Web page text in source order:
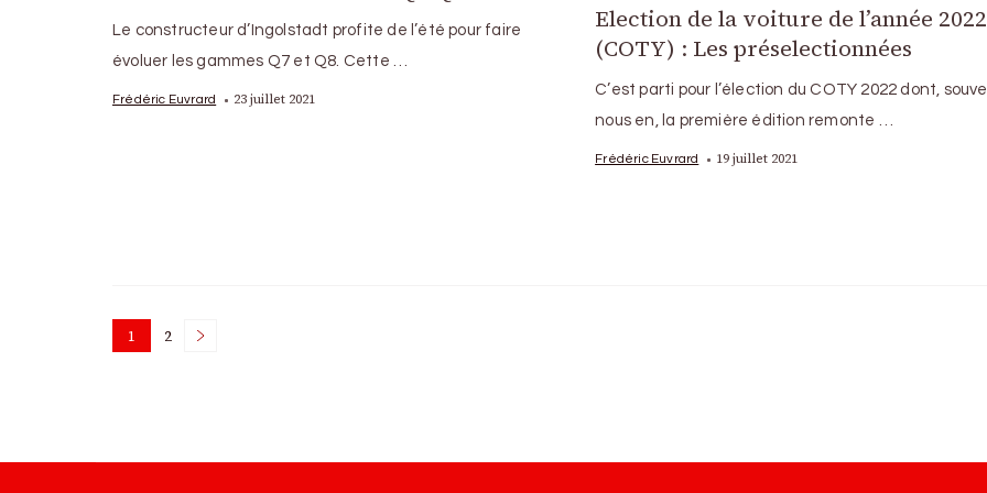
Le constructeur d’Ingolstadt profite de l’été pour faire
évoluer les gammes Q7 et Q8. Cette …
Frédéric Euvrard 23 juillet 2021
Election de la voiture de l’année 2022
(COTY) : Les préselectionnées
C’est parti pour l’élection du COTY 2022 dont,
nous en, la première édition remonte …
Frédéric Euvrard 19 juillet 2021
Posts
Page
1 Page
2